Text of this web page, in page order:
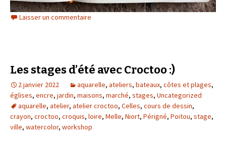
Laisser un commentaire
Les stages d’été avec Croctoo :)
2 janvier 2022 aquarelle, ateliers, bateaux, côtes et plages,
églises, encre, jardin, maisons, marché, stages, Uncategorized
aquarelle, atelier, atelier croctoo, Celles, cours de dessin,
crayon, croctoo, croquis, loire, Melle, Niort, Périgné, Poitou, stage,
ville, watercolor, workshop